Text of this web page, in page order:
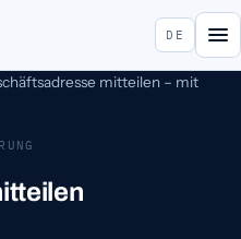
DE
mitteilen – mit